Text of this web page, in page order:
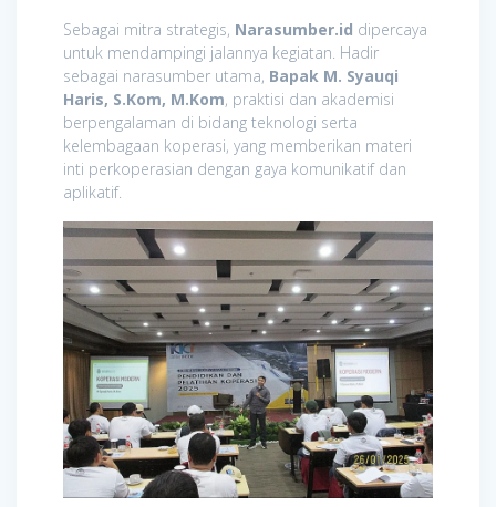
Sebagai mitra strategis, Narasumber.id dipercaya
untuk mendampingi jalannya kegiatan. Hadir
sebagai narasumber utama, Bapak M. Syauqi
Haris, S.Kom, M.Kom, praktisi dan akademisi
berpengalaman di bidang teknologi serta
kelembagaan koperasi, yang memberikan materi
inti perkoperasian dengan gaya komunikatif dan
aplikatif.